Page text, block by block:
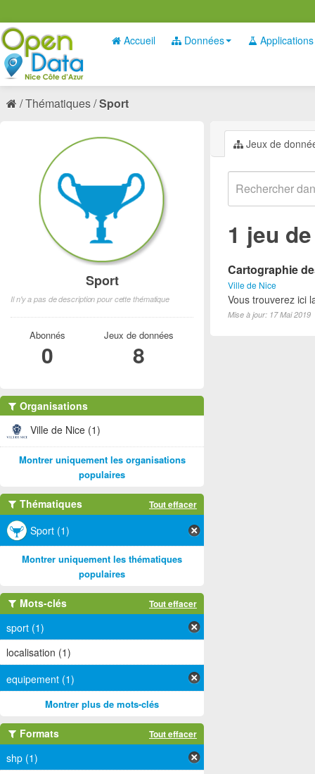
Accueil Données Applications
Thématiques Sport
Jeux de
1 jeu
Cartographie
Ville de Nice
Vous trouverez ici
Mise à jour: 17 Mai 2019
Sport
Il n'y a pas de description pour cette thématique
Abonnés
0
Jeux de données
8
Organisations
Ville de Nice (1)
Montrer uniquement les organisations
populaires
Thématiques Tout effacer
Sport (1)
Montrer uniquement les thématiques
populaires
Mots-clés Tout effacer
sport (1)
localisation (1)
equipement (1)
Montrer plus de mots-clés
Formats Tout effacer
shp (1)